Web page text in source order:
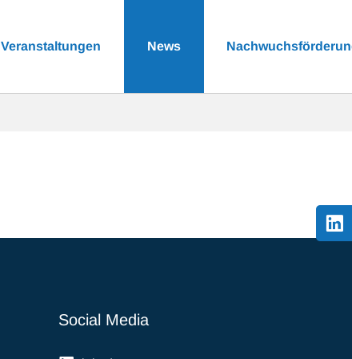
Veranstaltungen News
Social Media